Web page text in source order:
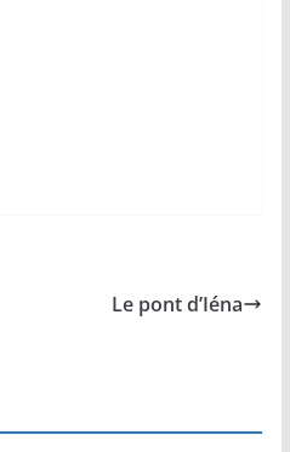
Le pont d’Iéna